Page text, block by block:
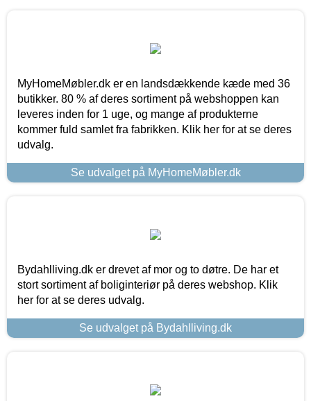
MyHomeMøbler.dk er en landsdækkende kæde med 36
butikker. 80 % af deres sortiment på webshoppen kan
leveres inden for 1 uge, og mange af produkterne
kommer fuld samlet fra fabrikken. Klik her for at se deres
udvalg.
Se udvalget på MyHomeMøbler.dk
Bydahlliving.dk er drevet af mor og to døtre. De har et
stort sortiment af boliginteriør på deres webshop. Klik
her for at se deres udvalg.
Se udvalget på Bydahlliving.dk